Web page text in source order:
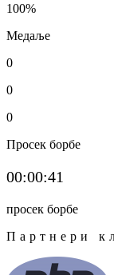
100%
Медаље
0
0
0
Просек борбе
00:00:41
просек борбе
Партнери